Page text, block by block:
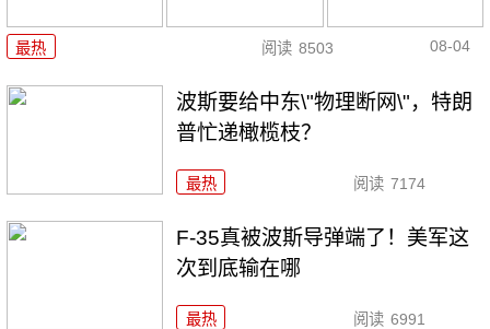
最热 阅读 8503 08-04
波斯要给中东\"物理断网\"，特朗
普忙递橄榄枝？
最热 阅读 7174
F-35真被波斯导弹端了！美军这
次到底输在哪
最热 阅读 6991